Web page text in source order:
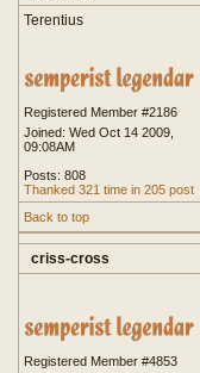
Terentius
Registered Member #2186
Joined: Wed Oct 14 2009,
09:08AM
Posts: 808
Thanked 321 time in 205 post
Back to top
criss-cross
Registered Member #4853